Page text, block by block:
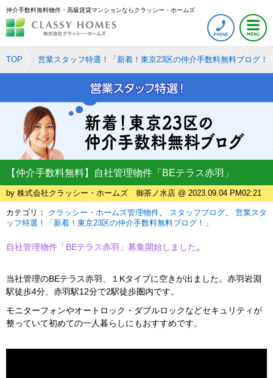
仲介手数料無料物件・高級賃貸マンションならクラッシー・ホームズ
TOP 営業スタッフ特選！「新着！東京23区の仲介手数料無料ブログ！
【仲介手数料無料】自社管理物件「BEテラス赤羽」
by 株式会社クラッシー・ホームズ 御茶ノ水店 @ 2023.09.04 PM02:21
カテゴリ： クラッシー・ホームズ管理物件 スタッフブログ
営業スタ
ッフ特選！「新着！東京23区の仲介手数料無料ブログ！」
自社管理物件「BEテラス赤羽」募集開始しました 。
当社管理のBEテラス赤羽、１Kタイプに空きが出ました。赤羽岩淵
駅徒歩4分、赤羽駅12分で2駅徒歩圏内です。
モニターフォンやオートロック・ダブルロックなどセキュリティが
整っていて初めての一人暮らしにもおすすめです。